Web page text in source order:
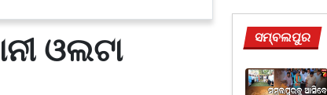
ଓଲଟା
ସମ୍ବଲପୁର